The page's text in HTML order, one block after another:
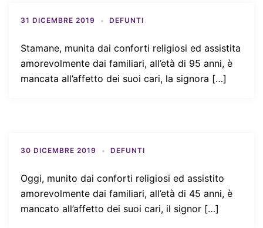
31 DICEMBRE 2019 DEFUNTI
Stamane, munita dai conforti religiosi ed assistita
amorevolmente dai familiari, all’età di 95 anni, è
mancata all’affetto dei suoi cari, la signora […]
30 DICEMBRE 2019 DEFUNTI
Oggi, munito dai conforti religiosi ed assistito
amorevolmente dai familiari, all’età di 45 anni, è
mancato all’affetto dei suoi cari, il signor […]